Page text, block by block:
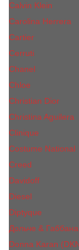
Calvin Klein
Carolina Herrera
Cartier
Cerruti
Сhanеl
Chloe
Christian Dior
Christina Aguilera
Сliniquе
Costume National
Creed
Davidoff
Diesel
Diptyque
Дольче & Габбана
Donna Karan